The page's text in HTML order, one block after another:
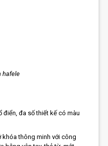
hafele
điển, đa số thiết kế có màu
khóa thông minh với công